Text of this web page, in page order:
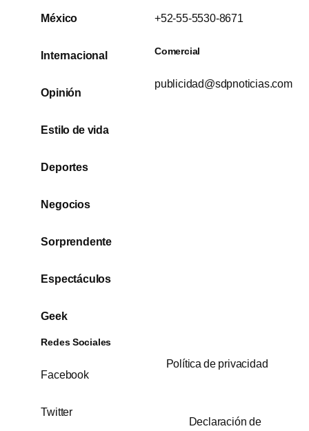
México
Internacional
Opinión
Estilo de vida
Deportes
Negocios
Sorprendente
Espectáculos
Geek
+52-55-5530-8671
Comercial
publicidad@sdpnoticias.com
Redes Sociales
Facebook
Twitter
Política de privacidad
Declaración de